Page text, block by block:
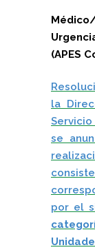
(APES
la
se
por el